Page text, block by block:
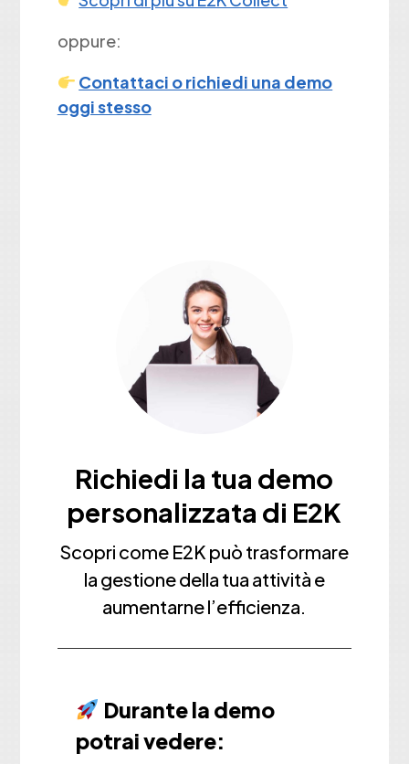
oppure:
Contattaci o richiedi una demo
oggi stesso
Richiedi la tua demo
personalizzata di E2K
Scopri come E2K può trasformare
la gestione della tua attività e
aumentarne l’efficienza.
Durante la demo
potrai vedere: